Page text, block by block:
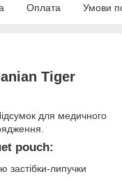
Оплата Умови
Tiger
для медичного
pouch:
застібки-липучки